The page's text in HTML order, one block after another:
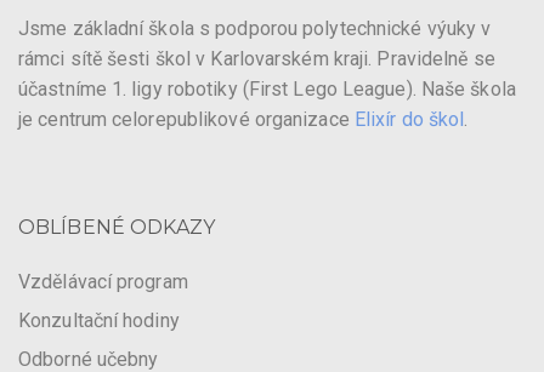
Jsme základní škola s podporou polytechnické výuky v
rámci sítě šesti škol v Karlovarském kraji. Pravidelně se
účastníme 1. ligy robotiky (First Lego League). Naše škola
je centrum celorepublikové organizace Elixír do škol
OBLÍBENÉ ODKAZY
Vzdělávací program
Konzultační hodiny
Odborné učebny